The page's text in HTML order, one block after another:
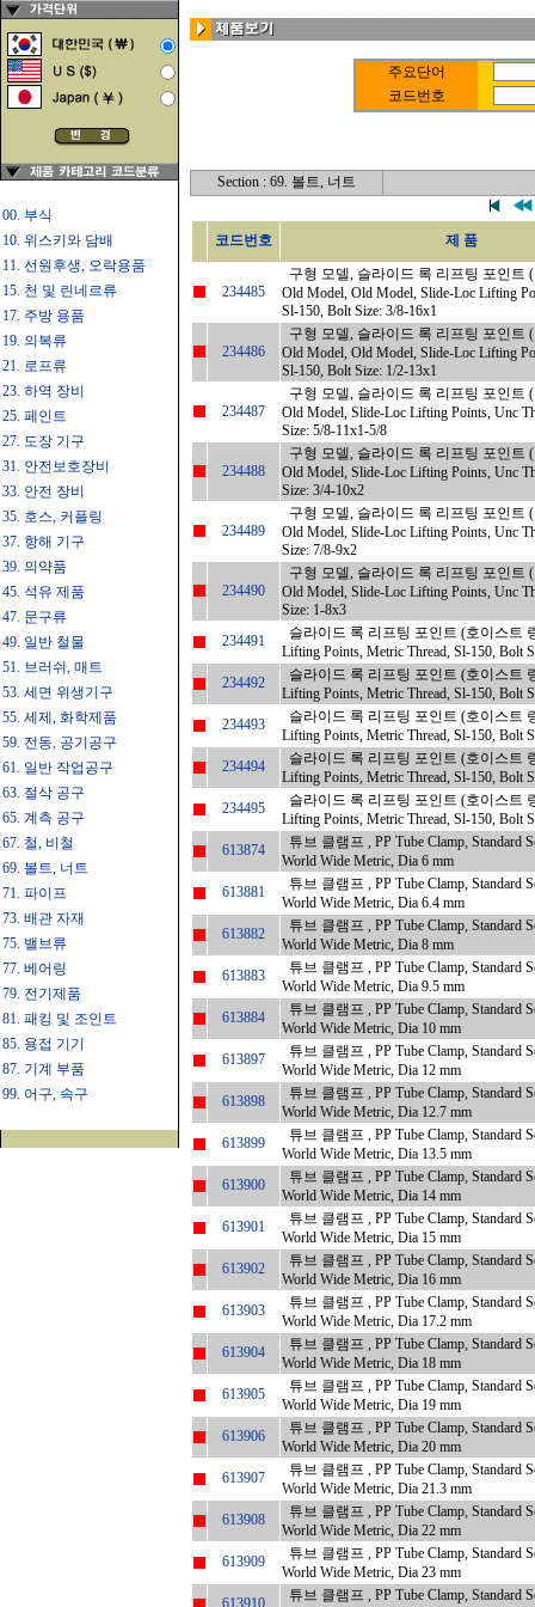
00. 부식
10. 위스키와 담배
11. 선원후생, 오락용품
15. 천 및 린네르류
17. 주방 용품
19. 의복류
21. 로프류
23. 하역 장비
25. 페인트
27. 도장 기구
31. 안전보호장비
33. 안전 장비
35. 호스, 커플링
37. 항해 기구
39. 의약품
45. 석유 제품
47. 문구류
49. 일반 철물
51. 브러쉬, 매트
53. 세면 위생기구
55. 세제, 화학제품
59. 전동, 공기공구
61. 일반 작업공구
63. 절삭 공구
65. 계측 공구
67. 철, 비철
69. 볼트, 너트
71. 파이프
73. 배관 자재
75. 밸브류
77. 베어링
79. 전기제품
81. 패킹 및 조인트
85. 용접 기기
87. 기계 부품
99. 어구, 속구
주요단어
코드번호
Section : 69. 볼트, 너트
코드번호 제 품
234485
구형 모델, 슬라이드 록 리프팅 포인트
Old Model, Old Model, Slide-Loc Lifting
Sl-150, Bolt Size: 3/8-16x1
234486
구형 모델, 슬라이드 록 리프팅 포인트
Old Model, Old Model, Slide-Loc Lifting
Sl-150, Bolt Size: 1/2-13x1
234487
구형 모델, 슬라이드 록 리프팅 포인트
Old Model, Slide-Loc Lifting Points, Unc
Size: 5/8-11x1-5/8
234488
구형 모델, 슬라이드 록 리프팅 포인트
Old Model, Slide-Loc Lifting Points, Unc
Size: 3/4-10x2
234489
구형 모델, 슬라이드 록 리프팅 포인트
Old Model, Slide-Loc Lifting Points, Unc
Size: 7/8-9x2
234490
구형 모델, 슬라이드 록 리프팅 포인트
Old Model, Slide-Loc Lifting Points, Unc
Size: 1-8x3
234491
슬라이드 록 리프팅 포인트 (호이스트
Lifting Points, Metric Thread, Sl-150, Bolt
234492
슬라이드 록 리프팅 포인트 (호이스트
Lifting Points, Metric Thread, Sl-150, Bolt
234493
슬라이드 록 리프팅 포인트 (호이스트
Lifting Points, Metric Thread, Sl-150, Bolt
234494
슬라이드 록 리프팅 포인트 (호이스트
Lifting Points, Metric Thread, Sl-150, Bolt
234495
슬라이드 록 리프팅 포인트 (호이스트
Lifting Points, Metric Thread, Sl-150, Bolt
613874
튜브 클램프 , PP Tube Clamp, Standard
World Wide Metric, Dia 6 mm
613881
튜브 클램프 , PP Tube Clamp, Standard
World Wide Metric, Dia 6.4 mm
613882
튜브 클램프 , PP Tube Clamp, Standard
World Wide Metric, Dia 8 mm
613883
튜브 클램프 , PP Tube Clamp, Standard
World Wide Metric, Dia 9.5 mm
613884
튜브 클램프 , PP Tube Clamp, Standard
World Wide Metric, Dia 10 mm
613897
튜브 클램프 , PP Tube Clamp, Standard
World Wide Metric, Dia 12 mm
613898
튜브 클램프 , PP Tube Clamp, Standard
World Wide Metric, Dia 12.7 mm
613899
튜브 클램프 , PP Tube Clamp, Standard
World Wide Metric, Dia 13.5 mm
613900
튜브 클램프 , PP Tube Clamp, Standard
World Wide Metric, Dia 14 mm
613901
튜브 클램프 , PP Tube Clamp, Standard
World Wide Metric, Dia 15 mm
613902
튜브 클램프 , PP Tube Clamp, Standard
World Wide Metric, Dia 16 mm
613903
튜브 클램프 , PP Tube Clamp, Standard
World Wide Metric, Dia 17.2 mm
613904
튜브 클램프 , PP Tube Clamp, Standard
World Wide Metric, Dia 18 mm
613905
튜브 클램프 , PP Tube Clamp, Standard
World Wide Metric, Dia 19 mm
613906
튜브 클램프 , PP Tube Clamp, Standard
World Wide Metric, Dia 20 mm
613907
튜브 클램프 , PP Tube Clamp, Standard
World Wide Metric, Dia 21.3 mm
613908
튜브 클램프 , PP Tube Clamp, Standard
World Wide Metric, Dia 22 mm
613909
튜브 클램프 , PP Tube Clamp, Standard
World Wide Metric, Dia 23 mm
613910
튜브 클램프 , PP Tube Clamp, Standard